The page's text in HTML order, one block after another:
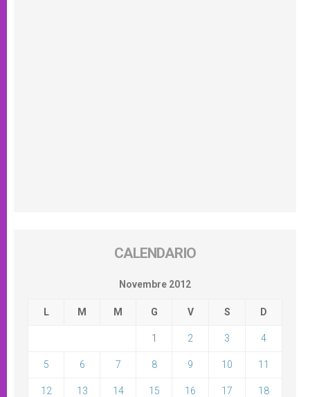
CALENDARIO
Novembre 2012
L M M G V S D
1 2 3 4
5 6 7 8 9 10 11
12 13 14 15 16 17 18